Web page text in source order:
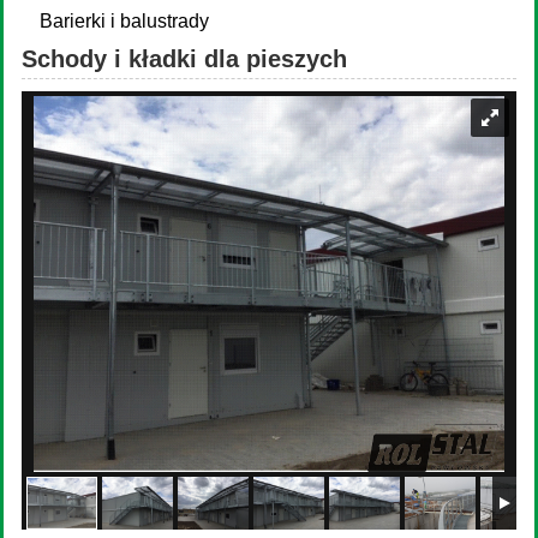
Barierki i balustrady
Schody i kładki dla pieszych